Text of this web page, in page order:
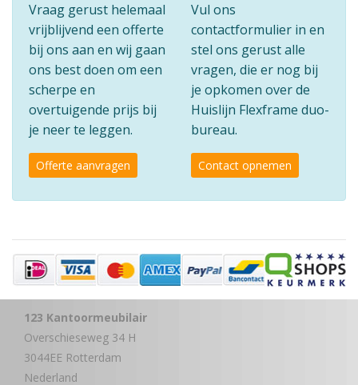
Vraag gerust helemaal
vrijblijvend een offerte
bij ons aan en wij gaan
ons best doen om een
scherpe en
overtuigende prijs bij
je neer te leggen.
Offerte aanvragen
Vul ons
contactformulier in en
stel ons gerust alle
vragen, die er nog bij
je opkomen over de
Huislijn Flexframe duo-
bureau.
Contact opnemen
123 Kantoormeubilair
Overschieseweg 34 H
3044EE Rotterdam
Nederland